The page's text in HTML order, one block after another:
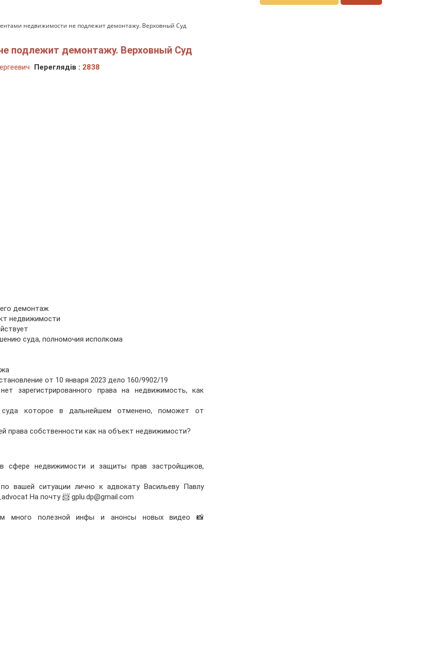
недвижимости не подлежит демонтажу. Верховный Суд
подлежит демонтажу. Верховный Суд
Переглядів : 2838
демонтаж
недвижимости
суда, полномочия исполкома
от 10 января 2023 дело 160/9902/19
зарегистрированного права на недвижимость, как
которое в дальнейшем отменено, поможет от
права собственности как на объект недвижимости?
сфере недвижимости и защиты прав застройщиков,
вашей ситуации лично к адвокату Васильеву Павлу
На почту 📨 gplu.dp@gmail.com
много полезной инфы и анонсы новых видео 📸